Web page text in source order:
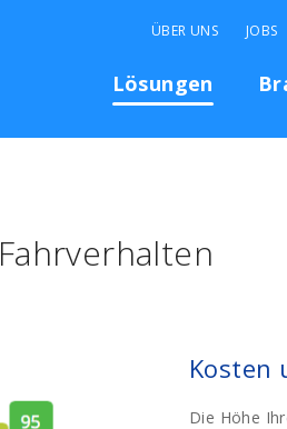
Lösungen
ÜBER UNS JOBS
Fahrverhalten
Kosten
Die Höhe